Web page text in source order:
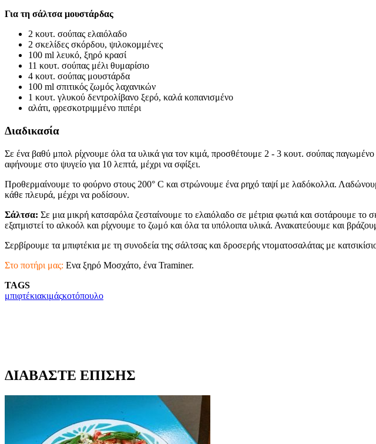
Για τη σάλτσα μουστάρδας
2 κουτ. σούπας ελαιόλαδο
2 σκελίδες σκόρδου, ψιλοκομμένες
100 ml λευκό, ξηρό κρασί
11 κουτ. σούπας μέλι θυμαρίσιο
4 κουτ. σούπας μουστάρδα
100 ml σπιτικός ζωμός λαχανικών
1 κουτ. γλυκού δεντρολίβανο ξερό, καλά κοπανισμένο
αλάτι, φρεσκοτριμμένο πιπέρι
Διαδικασία
Σε ένα βαθύ μπολ ρίχνουμε όλα τα υλικά για τον κιμά, προσθέτουμε 2 - 3 κουτ. σούπας
αφήνουμε στο ψυγείο για 10 λεπτά, μέχρι να σφίξει.
Προθερμαίνουμε το φούρνο στους 200° C και στρώνουμε ένα ρηχό ταψί με λαδόκολλα.
κάθε πλευρά, μέχρι να ροδίσουν.
Σάλτσα: Σε μια μικρή κατσαρόλα ζεσταίνουμε το ελαιόλαδο σε μέτρια φωτιά και σοτάρουμε
εξατμιστεί το αλκοόλ και ρίχνουμε το ζωμό και όλα τα υπόλοιπα υλικά. Ανακατεύουμε και
Σερβίρουμε τα μπιφτέκια με τη συνοδεία της σάλτσας και δροσερής ντοματοσαλάτας με
Στο ποτήρι μας: Ενα ξηρό Μοσχάτο, ένα Traminer.
TAGS
μπιφτέκιακιμάςκοτόπουλο
ΔΙΑΒΑΣΤΕ ΕΠΙΣΗΣ